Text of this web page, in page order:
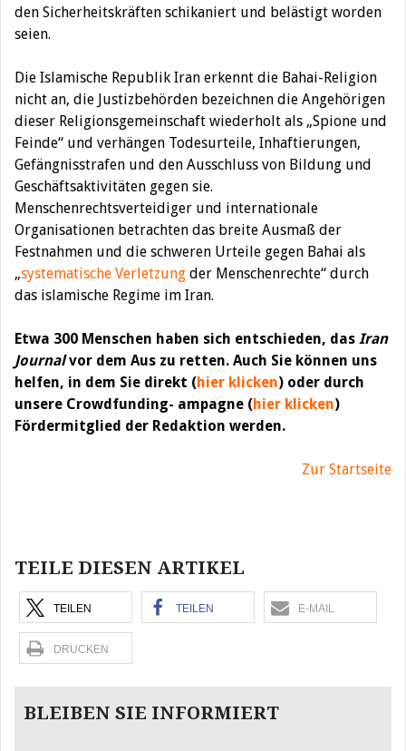
den Sicherheitskräften schikaniert und belästigt worden
seien.
Die Islamische Republik Iran erkennt die Bahai-Religion
nicht an, die Justizbehörden bezeichnen die Angehörigen
dieser Religionsgemeinschaft wiederholt als „Spione und
Feinde“ und verhängen Todesurteile, Inhaftierungen,
Gefängnisstrafen und den Ausschluss von Bildung und
Geschäftsaktivitäten gegen sie.
Menschenrechtsverteidiger und internationale
Organisationen betrachten das breite Ausmaß der
Festnahmen und die schweren Urteile gegen Bahai als
„systematische Verletzung der Menschenrechte“ durch
das islamische Regime im Iran.
Etwa 300 Menschen haben sich entschieden, das Iran
Journalvor dem Aus zu retten. Auch Sie können uns
helfen, in dem Sie direkt (hier klicken) oder durch
unsere Crowdfunding- ampagne (hier klicken)
Fördermitglied der Redaktion werden.
Zur Startseite
TEILE DIESEN ARTIKEL
TEILEN TEILEN E-MAIL
DRUCKEN
BLEIBEN SIE INFORMIERT